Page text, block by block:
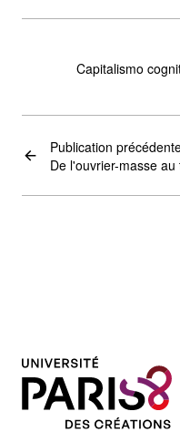
Publication
De l'ouvrier-masse
Capitalismo